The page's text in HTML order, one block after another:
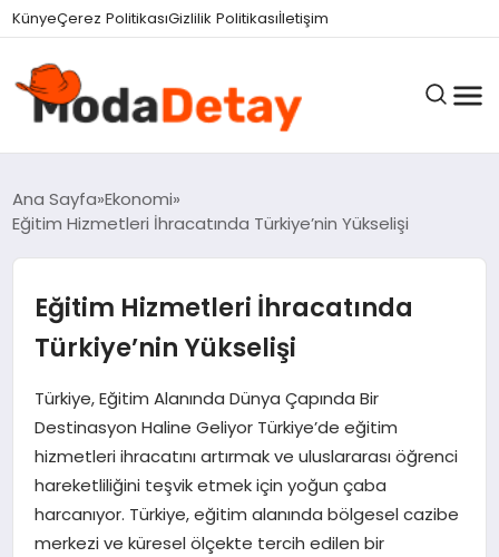
felix markets 360
felix markets yatırım
felix markets pro
felix markets
felix markets app
KünyeÇerez PolitikasıGizlilik Politikasıİletişim
GÜNDEM
EĞITIM
MAGAZIN
Ana Sayfa Ekonomi
Eğitim Hizmetleri İhracatında Türkiye’nin Yükselişi
Eğitim Hizmetleri İhracatında
Türkiye’nin Yükselişi
Türkiye, Eğitim Alanında Dünya Çapında Bir
Destinasyon Haline Geliyor Türkiye’de eğitim
hizmetleri ihracatını artırmak ve uluslararası öğrenci
hareketliliğini teşvik etmek için yoğun çaba
harcanıyor. Türkiye, eğitim alanında bölgesel cazibe
merkezi ve küresel ölçekte tercih edilen bir